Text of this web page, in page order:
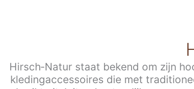
Hirsch‑Natur staat bekend om zijn
kledingaccessoires die met